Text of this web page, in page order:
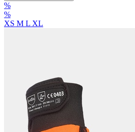
%
%
XS M L XL